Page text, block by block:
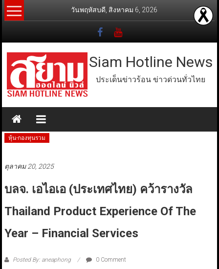
Skip
to
วันพฤหัสบดี, สิงหาคม 6, 2026
Siam Hotline News
ประเด็นข่าวร้อน ข่าวด่วนทั่วไทย
หุ้น-กองทุนรวม
ตุลาคม 20, 2025
บลจ. เอไอเอ (ประเทศไทย) คว้ารางวัล
Thailand Product Experience Of The
Year – Financial Services
Posted By: aneaphong 0 Comment